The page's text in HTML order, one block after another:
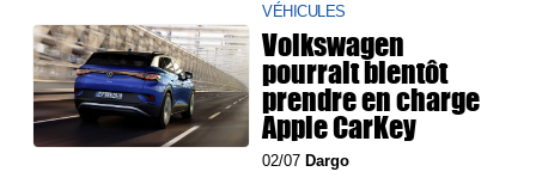
VÉHICULES
Volkswagen
pourrait bientôt
prendre en charge
Apple CarKey
02/07 Dargo